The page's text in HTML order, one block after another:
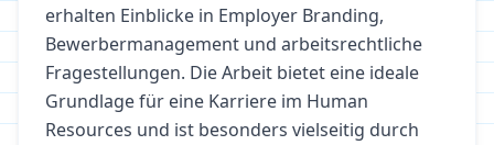
erhalten Einblicke in Employer Branding,
Bewerbermanagement und arbeitsrechtliche
Fragestellungen. Die Arbeit bietet eine ideale
Grundlage für eine Karriere im Human
Resources und ist besonders vielseitig durch